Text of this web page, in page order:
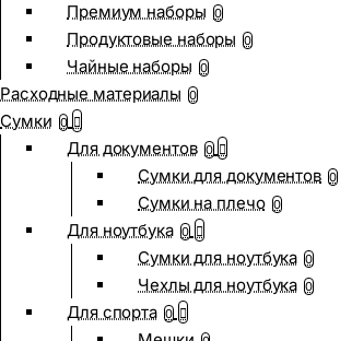
Премиум наборы 0
Продуктовые наборы 0
Чайные наборы 0
Расходные материалы 0
Сумки 0
Для документов 0
Сумки для документов 0
Сумки на плечо 0
Для ноутбука 0
Сумки для ноутбука 0
Чехлы для ноутбука 0
Для спорта 0